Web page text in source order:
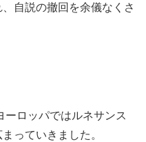
自説の撤回を余儀なくさ
ーロッパではルネサンス
っていきました。